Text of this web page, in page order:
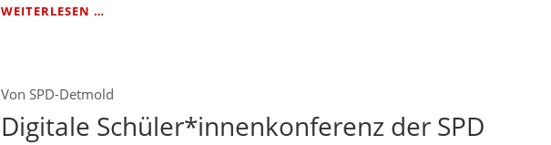
WEITERLESEN …
MACHEN
VonSPD-Detmold
Digitale Schüler*innenkonferenz der SPD